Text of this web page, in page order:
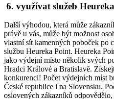
6. využívat služeb
Další výhodou, která může
právě u vás, může být možnost
vlastní sít kamenných poboček po
službu Heureka Point. Heureka
jako výdejní místo několik svých
Hradci Králové a Bratislavě.
konkurenci! Počet výdejních míst
České republice i na Slovensku.
oslovených zákazníků